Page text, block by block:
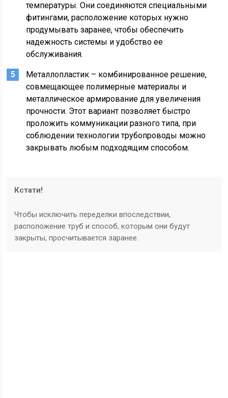
температуры. Они соединяются специальными
фитингами, расположение которых нужно
продумывать заранее, чтобы обеспечить
надежность системы и удобство ее
обслуживания.
Металлопластик – комбинированное решение,
совмещающее полимерные материалы и
металлическое армирование для увеличения
прочности. Этот вариант позволяет быстро
проложить коммуникации разного типа, при
соблюдении технологии трубопроводы можно
закрывать любым подходящим способом.
Кстати!
Чтобы исключить переделки впоследствии,
расположение труб и способ, которым они будут
закрыты, просчитывается заранее.